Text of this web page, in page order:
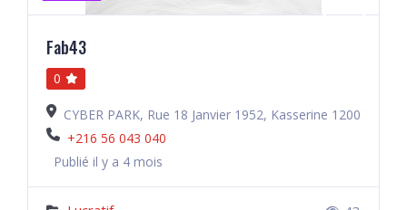
Fab43
0
CYBER PARK, Rue 18 Janvier 1952, Kasserine 1200
+216 56 043 040
Publié il y a 4 mois